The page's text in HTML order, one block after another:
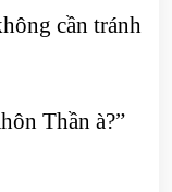
cần tránh
Thần à?”